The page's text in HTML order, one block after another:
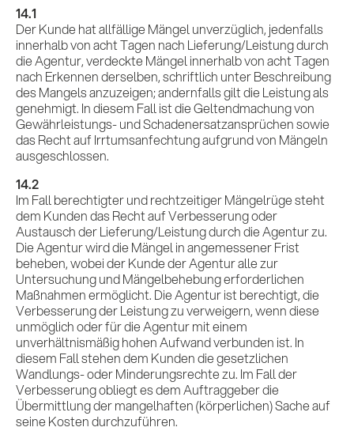
14.1
Der Kunde hat allfällige Mängel unverzüglich, jedenfalls
innerhalb von acht Tagen nach Lieferung/Leistung durch
die Agentur, verdeckte Mängel innerhalb von acht Tagen
nach Erkennen derselben, schriftlich unter Beschreibung
des Mangels anzuzeigen; andernfalls gilt die Leistung als
genehmigt. In diesem Fall ist die Geltendmachung von
Gewährleistungs- und Schadenersatzansprüchen sowie
das Recht auf Irrtumsanfechtung aufgrund von Mängeln
ausgeschlossen.
14.2
Im Fall berechtigter und rechtzeitiger Mängelrüge steht
dem Kunden das Recht auf Verbesserung oder
Austausch der Lieferung/Leistung durch die Agentur zu.
Die Agentur wird die Mängel in angemessener Frist
beheben, wobei der Kunde der Agentur alle zur
Untersuchung und Mängelbehebung erforderlichen
Maßnahmen ermöglicht. Die Agentur ist berechtigt, die
Verbesserung der Leistung zu verweigern, wenn diese
unmöglich oder für die Agentur mit einem
unverhältnismäßig hohen Aufwand verbunden ist. In
diesem Fall stehen dem Kunden die gesetzlichen
Wandlungs- oder Minderungsrechte zu. Im Fall der
Verbesserung obliegt es dem Auftraggeber die
Übermittlung der mangelhaften (körperlichen) Sache auf
seine Kosten durchzuführen.